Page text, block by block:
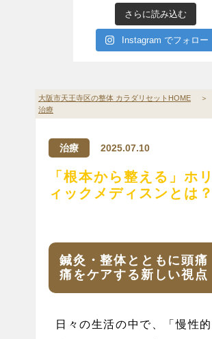
大阪市天王寺区の整体 カラダリセットHOME ＞
治療
治療 2025.07.10
「根本から整える」ホ
ィックメディスンとは？
鍼灸・整体とともに頭痛
痛をケアする新しい視点
日々の生活の中で、「慢性
さらに読み込む
Instagram でフォロー